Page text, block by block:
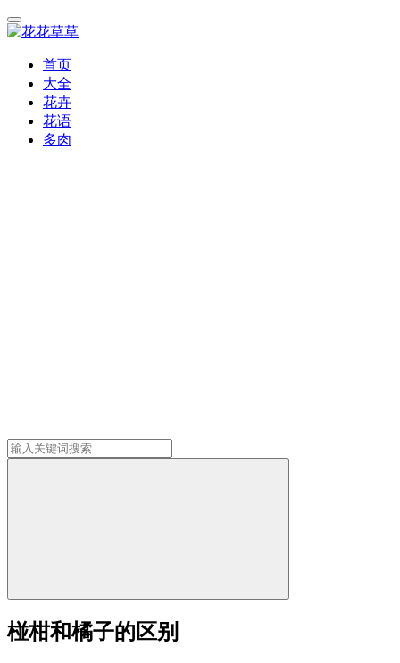
首页
大全
花卉
花语
多肉
椪柑和橘子的区别